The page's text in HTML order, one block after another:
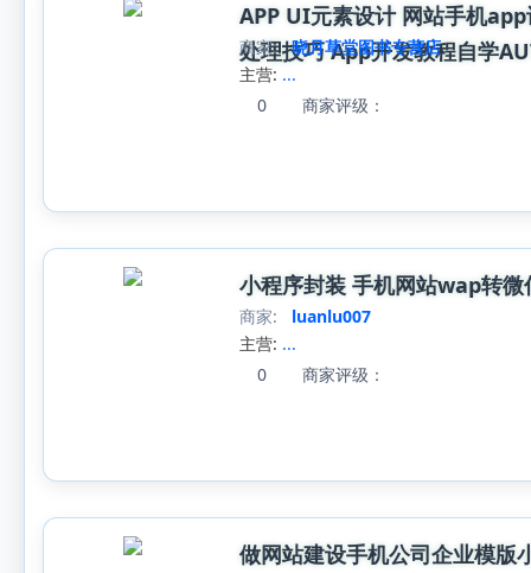
APP UI元素设计 网站手机
处理技巧 App开发教程自学
商家:
晓月草堂图书专营店
主营: ...
0
商家评级：
小程序封装 手机网站wap转
商家:
luanlu007
主营: ...
0
商家评级：
做网站建设手机公司企业模版